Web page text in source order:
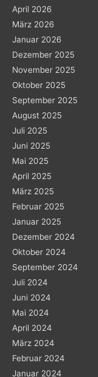
April 2026
März 2026
Januar 2026
Dezember 2025
November 2025
Oktober 2025
September 2025
August 2025
Juli 2025
Juni 2025
Mai 2025
April 2025
März 2025
Februar 2025
Januar 2025
Dezember 2024
Oktober 2024
September 2024
Juli 2024
Juni 2024
Mai 2024
April 2024
März 2024
Februar 2024
Januar 2024